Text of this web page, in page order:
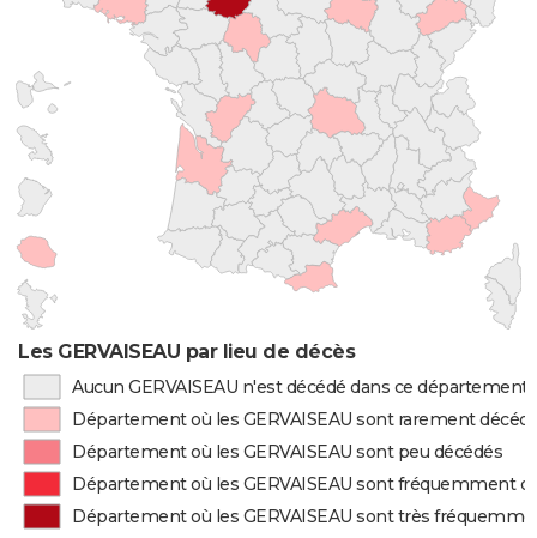
Les GERVAISEAU par lieu de décès
Aucun GERVAISEAU n'est décédé dans ce département
Département où les GERVAISEAU sont rarement
Département où les GERVAISEAU sont peu décédés
Département où les GERVAISEAU sont fréquemment
Département où les GERVAISEAU sont très